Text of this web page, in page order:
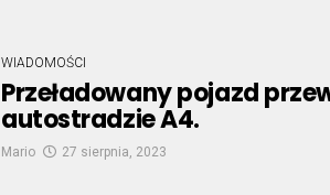
WIADOMOŚCI
Przeładowany pojazd
autostradzie A4.
Mario 27 sierpnia, 2023